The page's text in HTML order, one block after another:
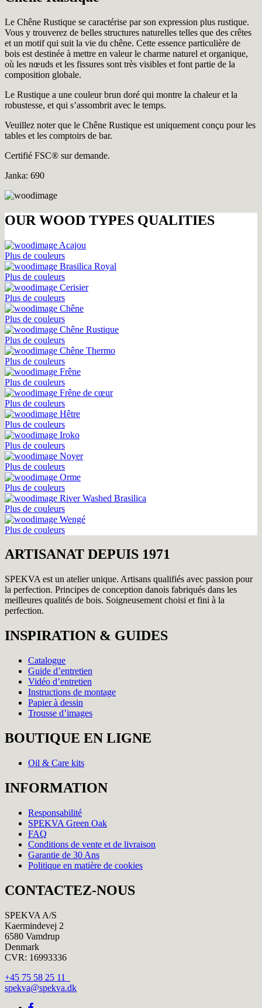
Le Chêne Rustique se caractérise par son expression plus rustique.
Vous y trouverez de belles structures naturelles telles que des crêtes
et un motif qui suit la vie du chêne. Cette essence particulière de
bois est destinée à mettre en valeur le charme naturel et organique,
où les nœuds et les fissures sont très visibles et font partie de la
composition globale.
Le Rustique a une couleur brun doré qui montre la chaleur et la
robustesse, et qui s’assombrit avec le temps.
Veuillez noter que le Chêne Rustique est uniquement conçu pour les
tables et les comptoirs de bar.
Certifié FSC® sur demande.
Janka: 690
OUR WOOD TYPES QUALITIES
Acajou
Plus de couleurs
Brasilica Royal
Plus de couleurs
Cerisier
Plus de couleurs
Chêne
Plus de couleurs
Chêne Rustique
Plus de couleurs
Chêne Thermo
Plus de couleurs
Frêne
Plus de couleurs
Frêne de cœur
Plus de couleurs
Hêtre
Plus de couleurs
Iroko
Plus de couleurs
Noyer
Plus de couleurs
Orme
Plus de couleurs
River Washed Brasilica
Plus de couleurs
Wengé
Plus de couleurs
ARTISANAT DEPUIS 1971
SPEKVA est un atelier unique. Artisans qualifiés avec passion pour
la perfection. Principes de conception danois fabriqués dans les
meilleures qualités de bois. Soigneusement choisi et fini à la
perfection.
INSPIRATION & GUIDES
Catalogue
Guide d’entretien
Vidéo d’entretien
Instructions de montage
Papier à dessin
Trousse d’images
BOUTIQUE EN LIGNE
Oil & Care kits
INFORMATION
Responsabilité
SPEKVA Green Oak
FAQ
Conditions de vente et de livraison
Garantie de 30 Ans
Politique en matière de cookies
CONTACTEZ-NOUS
SPEKVA A/S
Kaermindevej 2
6580 Vamdrup
Denmark
CVR: 16993336
+45 75 58 25 11
spekva@spekva.dk